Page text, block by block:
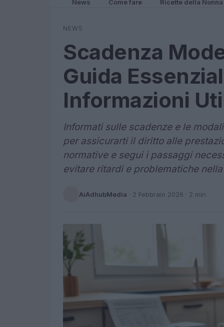
News Come fare Ricette della Nonna
NEWS
Scadenza
Guida
Informazioni
Informati sulle scadenze e le
per assicurarti il diritto alle
normative e segui i passaggi
evitare ritardi e problematiche
AiAdhubMedia · 2 Febbraio 2026 · 2 min